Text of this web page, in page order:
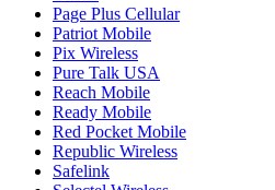
Page Plus Cellular
Patriot Mobile
Pix Wireless
Pure Talk USA
Reach Mobile
Ready Mobile
Red Pocket Mobile
Republic Wireless
Safelink